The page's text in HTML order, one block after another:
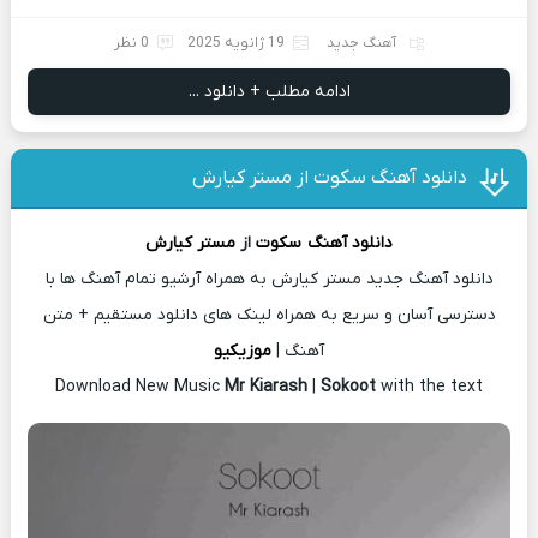
آهنگ جدید 19 ژانویه 2025 0 نظر
ادامه مطلب + دانلود ...
دانلود آهنگ سکوت از مستر کیارش
دانلود آهنگ سکوت از مستر کیارش
دانلود آهنگ جدید مستر کیارش به همراه آرشیو تمام آهنگ ها با
دسترسی آسان و سریع به همراه لینک های دانلود مستقیم + متن
آهنگ | موزیکیو
Download New Music Mr Kiarash | Sokoot with the text